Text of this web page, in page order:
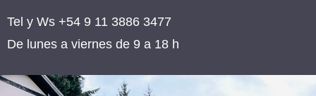
Tel y Ws +54 9 11 3886 3477
De lunes a viernes de 9 a 18 h